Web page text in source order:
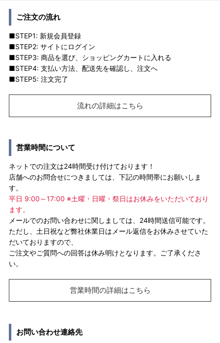
ご注文の流れ
■STEP1: 新規会員登録
■STEP2: サイトにログイン
■STEP3: 商品を選び、ショッピングカートに入れる
■STEP4: 支払い方法、配送先を確認し、注文へ
■STEP5: 注文完了
流れの詳細はこちら
営業時間について
ネットでの注文は24時間受け付けております！
店舗へのお問合せにつきましては、下記の時間帯にお願いしま
す。
平日 9:00～17:00 ※土曜・日曜・祭日はお休みをいただいており
ます。
メールでのお問い合わせに関しましては、24時間送信可能です。
ただし、土日祝など弊社休業日はメール返信をお休みさせていた
だいておりますので、
ご注文やご質問への回答は休み明けとなります。ご了承くださ
い。
営業時間の詳細はこちら
お問い合わせ連絡先